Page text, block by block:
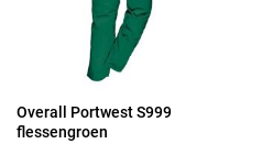
Overall Portwest S999
flessengroen